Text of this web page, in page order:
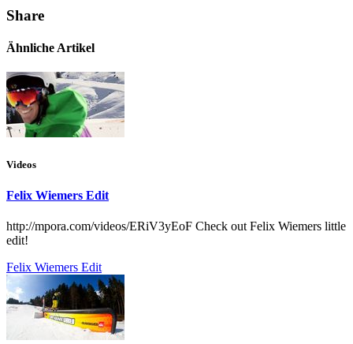
Share
Ähnliche Artikel
Videos
Felix Wiemers Edit
http://mpora.com/videos/ERiV3yEoF Check out Felix Wiemers little
edit!
Felix Wiemers Edit